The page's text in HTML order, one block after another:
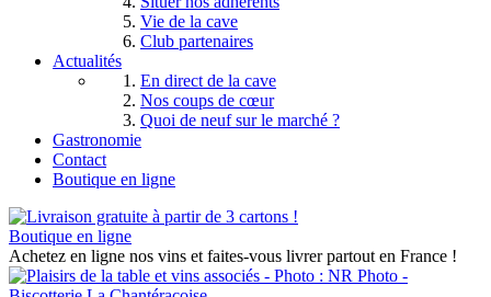
Vie de la cave
Club partenaires
Actualités
En direct de la cave
Nos coups de cœur
Quoi de neuf sur le marché ?
Gastronomie
Contact
Boutique en ligne
Boutique en ligne
Achetez en ligne nos vins et faites-vous livrer partout en France !